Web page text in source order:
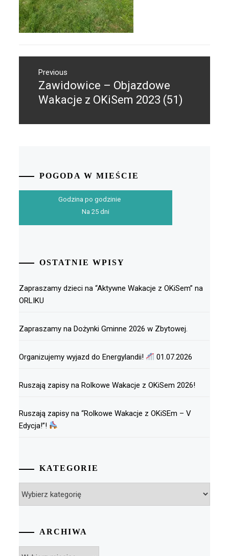
wpisuPrevious
Previous
post:
Zawidowice – Objazdowe
Wakacje z OKiSem 2023 (51)
POGODA W MIEŚCIE
Godzina po godzinie
Na 25 dni
OSTATNIE WPISY
Zapraszamy dzieci na “Aktywne Wakacje z OKiSem” na
ORLIKU
Zapraszamy na Dożynki Gminne 2026 w Zbytowej.
Organizujemy wyjazd do Energylandii! 01.07.2026
Ruszają zapisy na Rolkowe Wakacje z OKiSem 2026!
Ruszają zapisy na “Rolkowe Wakacje z OKiSEm – V
Edycja!”!
KATEGORIE
ARCHIWA